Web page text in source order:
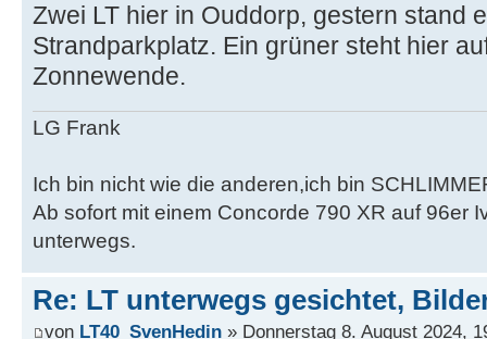
Zwei LT hier in Ouddorp, gestern stand
Strandparkplatz. Ein grüner steht hier
Zonnewende.
LG Frank
Ich bin nicht wie die anderen,ich bin
Ab sofort mit einem Concorde 790 XR auf 96er
unterwegs.
Re: LT unterwegs gesichtet,
von LT40_SvenHedin » Donnerstag 8. August 2024,